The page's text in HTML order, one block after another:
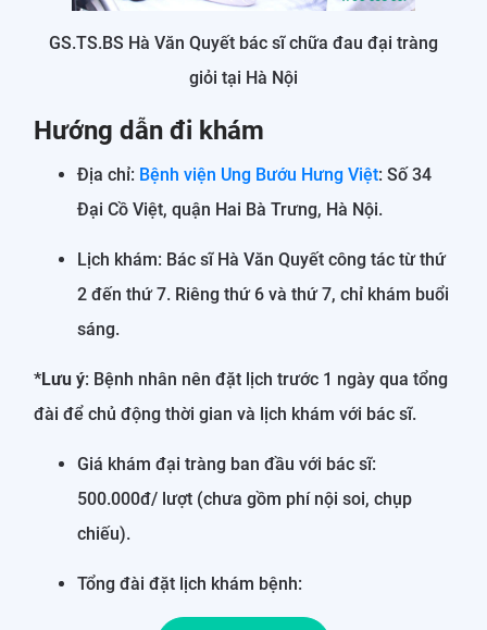
GS.TS.BS Hà Văn Quyết bác sĩ chữa đau đại tràng
giỏi tại Hà Nội
Hướng dẫn đi khám
Địa chỉ: Bệnh viện Ung Bướu Hưng Việt: Số 34
Đại Cồ Việt, quận Hai Bà Trưng, Hà Nội.
Lịch khám: Bác sĩ Hà Văn Quyết công tác từ thứ
2 đến thứ 7. Riêng thứ 6 và thứ 7, chỉ khám buổi
sáng.
*Lưu ý: Bệnh nhân nên đặt lịch trước 1 ngày qua tổng
đài để chủ động thời gian và lịch khám với bác sĩ.
Giá khám đại tràng ban đầu với bác sĩ:
500.000đ/ lượt (chưa gồm phí nội soi, chụp
chiếu).
Tổng đài đặt lịch khám bệnh: